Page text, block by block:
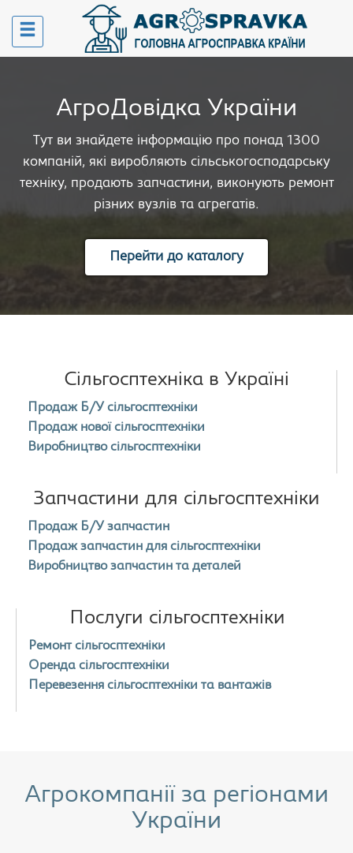
АгроДовідка України
Тут ви знайдете інформацію про понад 1300
компаній, які виробляють сільськогосподарську
техніку, продають запчастини, виконують ремонт
різних вузлів та агрегатів.
Перейти до каталогу
Сільгосптехніка в Україні
Продаж Б/У сільгосптехніки
Продаж нової сільгосптехніки
Виробництво сільгосптехніки
Запчастини для сільгосптехніки
Продаж Б/У запчастин
Продаж запчастин для сільгосптехніки
Виробництво запчастин та деталей
Послуги сільгосптехніки
Ремонт сільгосптехніки
Оренда сільгосптехніки
Перевезення сільгосптехніки та вантажів
Агрокомпанії за регіонами
України